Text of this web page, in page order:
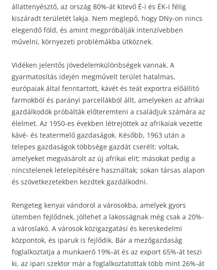
állattenyésztő, az ország 80%-át kitevő É-i és ÉK-i félig
kiszáradt területét lakja. Nem meglepő, hogy DNy-on nincs
elegendő föld, és amint megpróbálják intenzívebben
művelni, környezeti problémákba ütköznek.
Vidéken jelentős jövedelemkülönbségek vannak. A
gyarmatosítás idején megművelt terület hatalmas,
európaiak által fenntartott, kávét és teát exportra előállító
farmokból és parányi parcellákból állt, amelyeken az afrikai
gazdálkodók próbálták előteremteni a családjuk számára az
élelmet. Az 1950-es években létrejöttek az afrikaiak vezette
kávé- és teatermelő gazdaságok. Később, 1963 után a
telepes gazdaságok többsége gazdát cserélt: voltak,
amelyeket megvásárolt az új afrikai elit; másokat pedig a
nincstelenek letelepítésére használtak; sokan társas alapon
és szövetkezetekben kezdtek gazdálkodni.
Rengeteg kenyai vándorol a városokba, amelyek gyors
ütemben fejlődnek, jóllehet a lakosságnak még csak a 20%-
a városlakó. A városok közigazgatási és kereskedelmi
központok, és iparuk is fejlődik. Bár a mezőgazdaság
foglalkoztatja a munkaerő 19%-át és az export 65%-át teszi
ki, az ipari szektor már a foglalkoztatottak több mint 26%-át